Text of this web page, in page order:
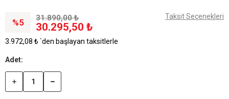
5 31.890,00 ₺
30.295,50 ₺
Taksit Seçenekleri
3.972,08 ₺`den başlayan taksitlerle